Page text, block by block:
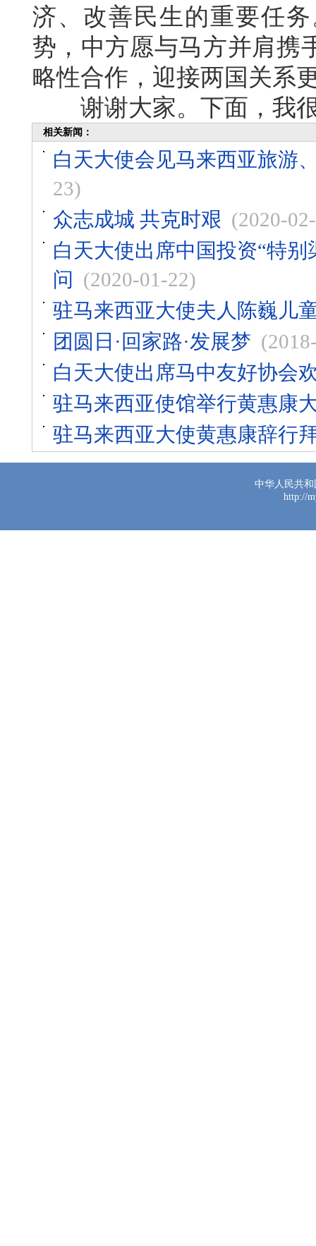
济、改善民生的重要任
势，中方愿与马方并肩携
略性合作，迎接两国关系
谢谢大家。下面，我很
相关新闻：
白天大使会见马来西亚旅游
23)
众志成城 共克时艰 (2020-
白天大使出席中国投资“特
问 (2020-01-22)
驻马来西亚大使夫人陈巍
团圆日·回家路·发展梦
白天大使出席马中友好协会
驻马来西亚使馆举行黄惠康
驻马来西亚大使黄惠康辞行
中华人民共
http://